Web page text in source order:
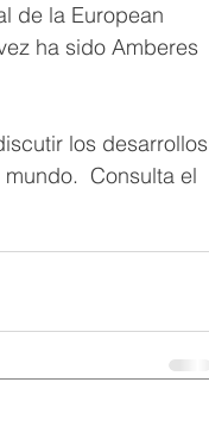
de la European
ha sido Amberes
los desarrollos
Consulta el